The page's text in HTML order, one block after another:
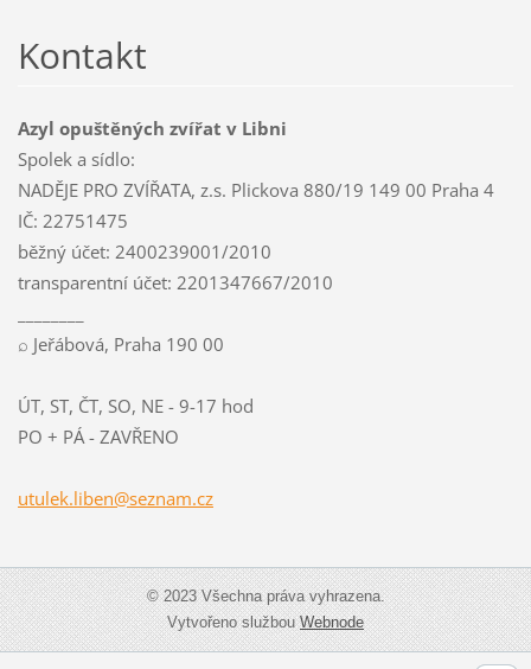
Kontakt
Azyl opuštěných zvířat v Libni
Spolek a sídlo:
NADĚJE PRO ZVÍŘATA, z.s. Plickova 880/19 149 00 Praha 4
IČ: 22751475
běžný účet: 2400239001/2010
transparentní účet: 2201347667/2010
⌕ Jeřábová, Praha 190 00
ÚT, ST, ČT, SO, NE - 9-17 hod
PO + PÁ - ZAVŘENO
utulek.liben@seznam.cz
© 2023 Všechna práva vyhrazena.
Vytvořeno službouWebnode